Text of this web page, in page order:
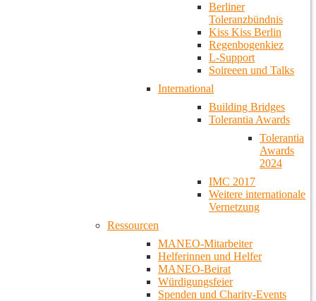
Berliner
Toleranzbündnis
Kiss Kiss Berlin
Regenbogenkiez
L-Support
Soireeen und Talks
International
Building Bridges
Tolerantia Awards
Tolerantia
Awards
2024
IMC 2017
Weitere internationale
Vernetzung
Ressourcen
MANEO-Mitarbeiter
Helferinnen und Helfer
MANEO-Beirat
Würdigungsfeier
Spenden und Charity-Events